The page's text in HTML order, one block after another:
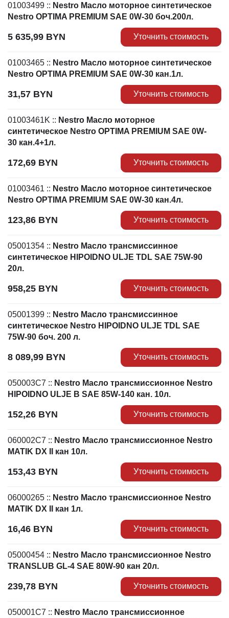
01003499 :: Nestro Масло моторное синтетическое
Nestro OPTIMA PREMIUM SAE 0W-30 боч.200л.
5 635,99 BYN Уточнить стоимость
01003465 :: Nestro Масло моторное синтетическое
Nestro OPTIMA PREMIUM SAE 0W-30 кан.1л.
31,57 BYN Уточнить стоимость
01003461K :: Nestro Масло моторное
синтетическое Nestro OPTIMA PREMIUM SAE 0W-
30 кан.4+1л.
172,69 BYN Уточнить стоимость
01003461 :: Nestro Масло моторное синтетическое
Nestro OPTIMA PREMIUM SAE 0W-30 кан.4л.
123,86 BYN Уточнить стоимость
05001354 :: Nestro Масло трансмиссинное
синтетическое HIPOIDNO ULJE TDL SAE 75W-90
20л.
958,25 BYN Уточнить стоимость
05001399 :: Nestro Масло трансмиссинное
синтетическое Nestro HIPOIDNO ULJE TDL SAE
75W-90 боч. 200 л.
8 089,99 BYN Уточнить стоимость
050003C7 :: Nestro Масло трансмиссионное Nestro
HIPOIDNO ULJE B SAE 85W-140 кан. 10л.
152,26 BYN Уточнить стоимость
060002C7 :: Nestro Масло трансмиссионное Nestro
MATIK DX II кан 10л.
153,43 BYN Уточнить стоимость
06000265 :: Nestro Масло трансмиссионное Nestro
MATIK DX II кан 1л.
16,46 BYN Уточнить стоимость
05000454 :: Nestro Масло трансмиссионное Nestro
TRANSLUB GL-4 SAE 80W-90 кан 20л.
239,78 BYN Уточнить стоимость
050001C7 :: Nestro Масло трансмиссионное